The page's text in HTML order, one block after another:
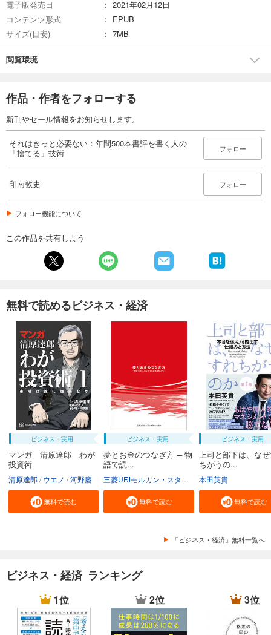
電子版発売日
2021年02月12日
コンテンツ形式
EPUB
サイズ(目安)
7MB
閲覧環境
作品・作者をフォローする
新刊やセール情報をお知らせします。
それはきっと必要ない：年間500本書評を書く人の
「捨てる」技術
フォロー
印南敦史 フォロー
フォロー機能について
この作品を共有しよう
無料で読めるビジネス・経済
ビジネス・実用
マンガ 清原達郎 わが
投資術
清原達郎 ウエノ 河野慶
無料で読む
ビジネス・実用
夢とお金のつなぎ方 ─ 物
語で読...
無料で読む
ビジネス・実用
上司と部下は、な
ちがうの...
本田英貴
無料で読む
「ビジネス・経済」無料一覧へ
ビジネス・経済 ランキング
1位 2位 3位